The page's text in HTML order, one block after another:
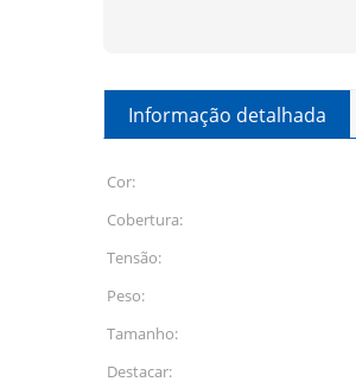
Informação detalhada
Cor:
Cobertura:
Tensão:
Peso:
Tamanho:
Destacar: